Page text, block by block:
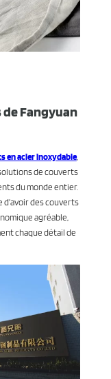
Fangyuan
en acier inoxydable,
de couverts
du monde entier.
d'avoir des couverts
agréable,
chaque détail de